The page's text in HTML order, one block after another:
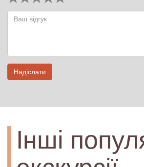
Надіслати
Інші